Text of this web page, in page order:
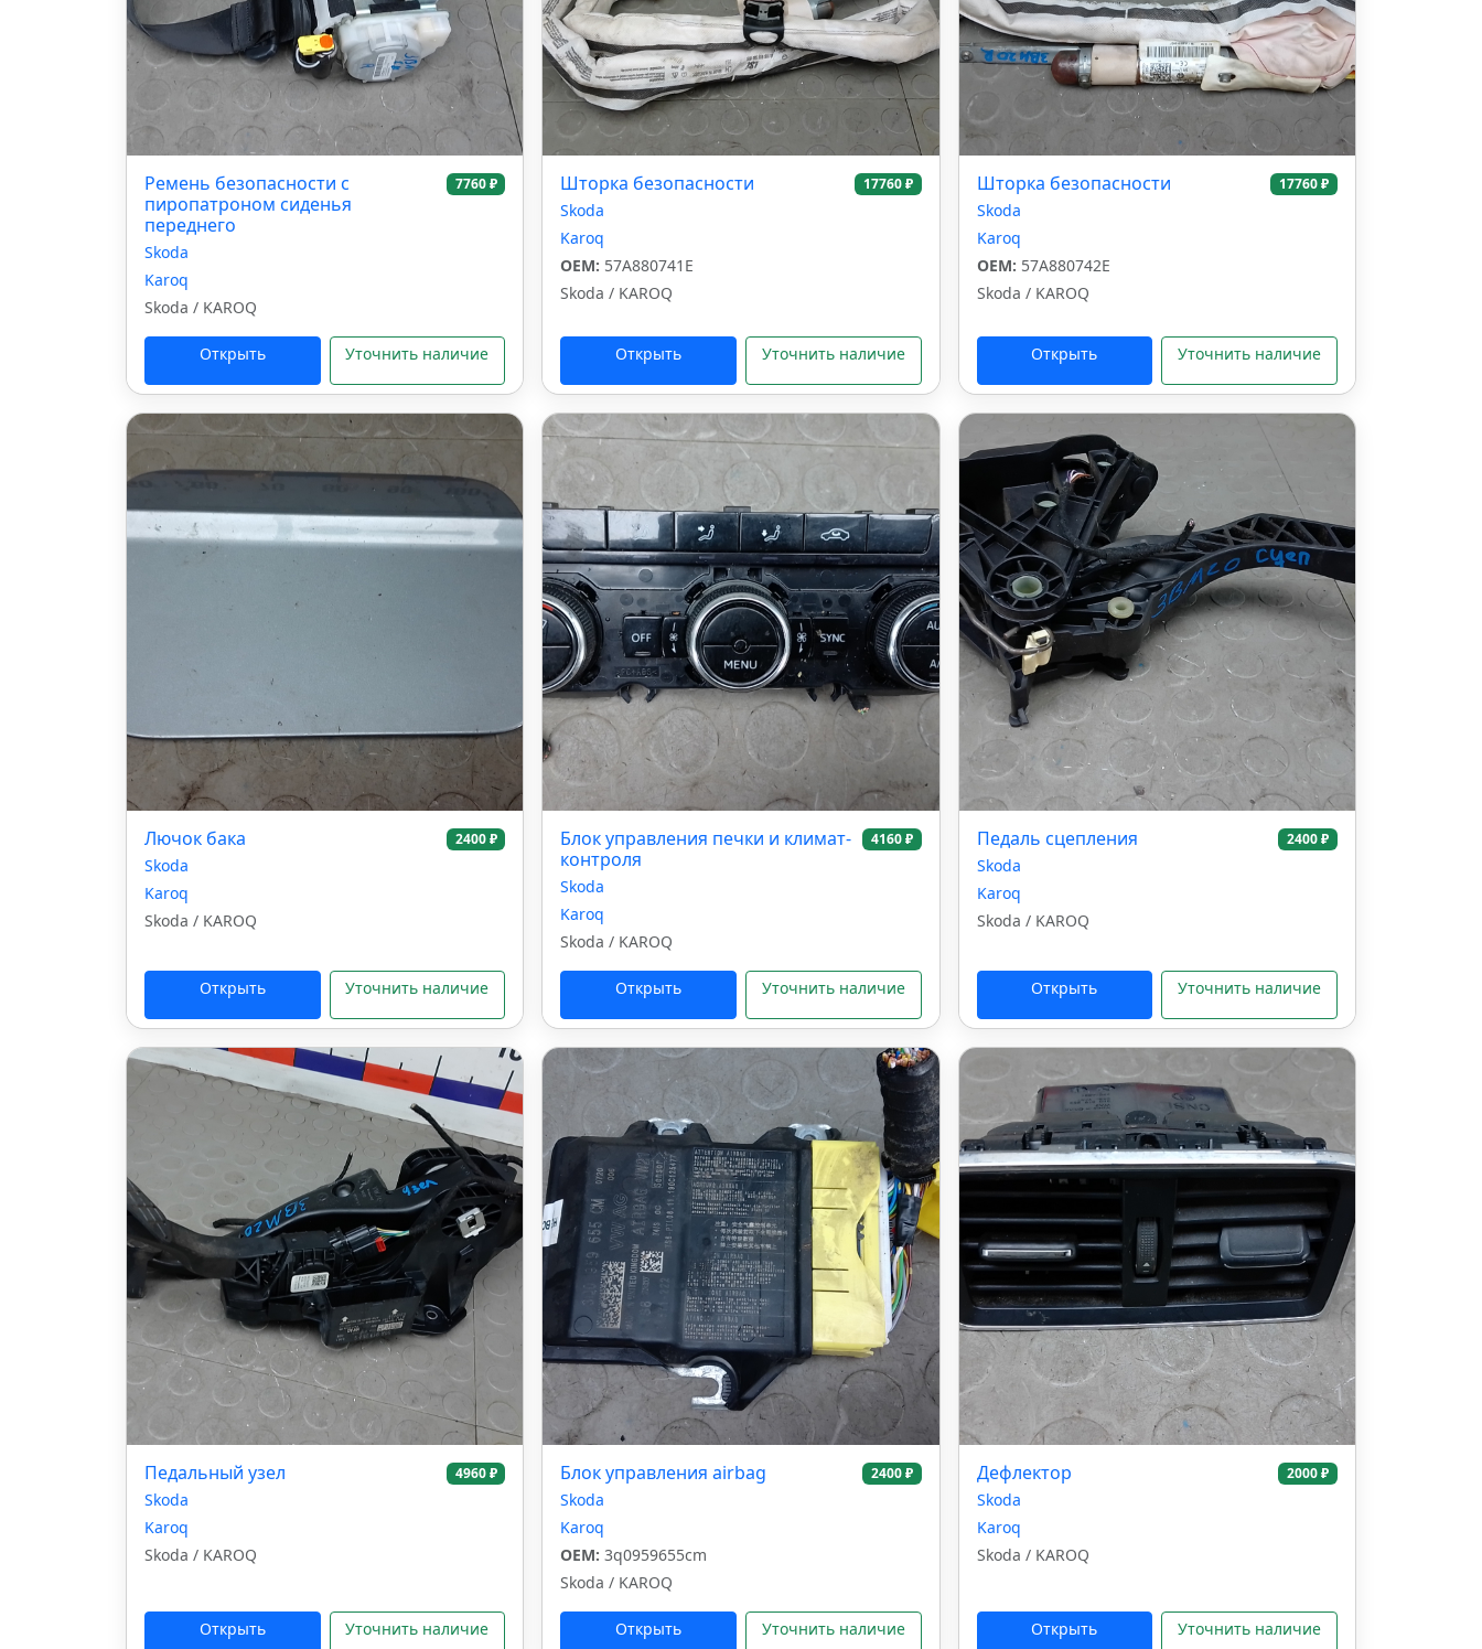
Ремень безопасности с
пиропатроном сиденья
переднего
7760 ₽
Skoda
Karoq
Skoda / KAROQ
Открыть Уточнить наличие
Шторка безопасности 17760 ₽
Skoda
Karoq
OEM: 57A880741E
Skoda / KAROQ
Открыть Уточнить наличие
Шторка безопасности 17760 ₽
Skoda
Karoq
OEM: 57A880742E
Skoda / KAROQ
Открыть Уточнить наличие
Лючок бака 2400 ₽
Skoda
Karoq
Skoda / KAROQ
Открыть Уточнить наличие
Блок управления печки и климат-
контроля
4160 ₽
Skoda
Karoq
Skoda / KAROQ
Открыть Уточнить наличие
Педаль сцепления 2400 ₽
Skoda
Karoq
Skoda / KAROQ
Открыть Уточнить наличие
Педальный узел 4960 ₽
Skoda
Karoq
Skoda / KAROQ
Открыть Уточнить наличие
Блок управления airbag 2400 ₽
Skoda
Karoq
OEM: 3q0959655cm
Skoda / KAROQ
Открыть Уточнить наличие
Дефлектор 2000 ₽
Skoda
Karoq
Skoda / KAROQ
Открыть Уточнить наличие